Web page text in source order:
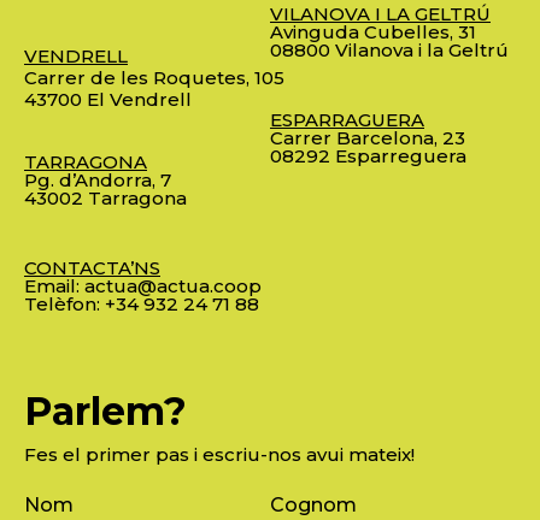
VENDRELL
Carrer de les Roquetes, 105
43700 El Vendrell
TARRAGONA
Pg. d’Andorra, 7
43002 Tarragona
CONTACTA’NS
Email: actua@actua.coop
Telèfon: +34 932 24 71 88
VILANOVA I LA GELTRÚ
Avinguda Cubelles, 31
08800 Vilanova i la Geltrú
ESPARRAGUERA
Carrer Barcelona, 23
08292 Esparreguera
Parlem?
Fes el primer pas i escriu-nos avui mateix!